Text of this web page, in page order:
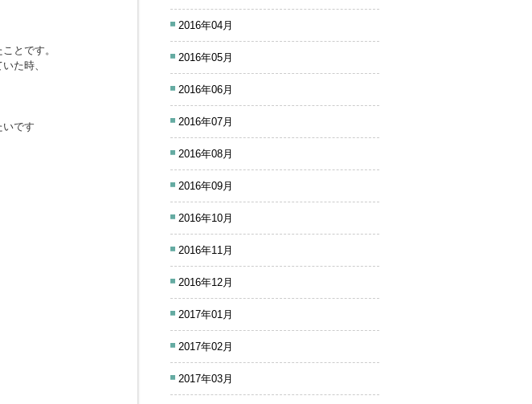
とです。
た時、
いです
2016年04月
2016年05月
2016年06月
2016年07月
2016年08月
2016年09月
2016年10月
2016年11月
2016年12月
2017年01月
2017年02月
2017年03月